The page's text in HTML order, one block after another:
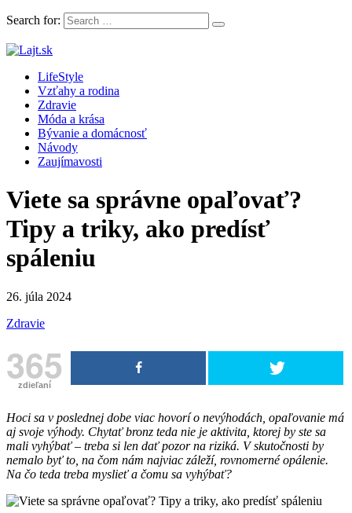
Search for:
Lajt.sk
LifeStyle magazín plný článkov, rád a inšpirácii
LifeStyle
Vzťahy a rodina
Zdravie
Móda a krása
Bývanie a domácnosť
Návody
Zaujímavosti
Viete sa správne opaľovať?
Tipy a triky, ako predísť
spáleniu
26. júla 2024
Zdravie
365
zdieľaní
Hoci sa v poslednej dobe viac hovorí o nevýhodách, opaľovanie má
aj svoje výhody. Chytať bronz teda nie je aktivita, ktorej by ste sa
mali vyhýbať – treba si len dať pozor na riziká. V skutočnosti by
nemalo byť to, na čom nám najviac záleží, rovnomerné opálenie.
Na čo teda treba myslieť a čomu sa vyhýbať?